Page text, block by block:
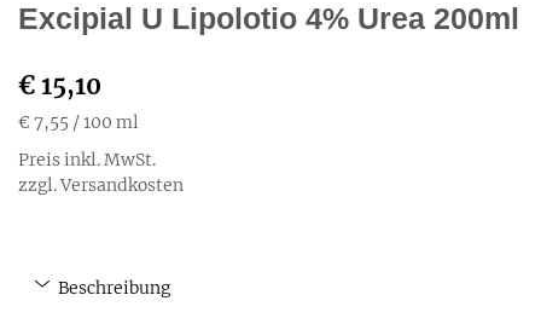
Excipial U Lipolotio 4% Urea 200ml
€ 15,10
€ 7,55 / 100 ml
Preis inkl. MwSt.
zzgl. Versandkosten
Beschreibung